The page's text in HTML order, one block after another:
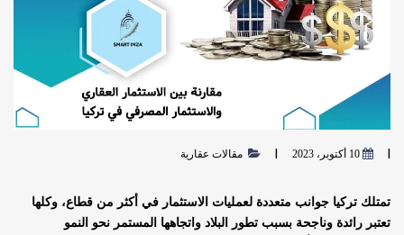
10 أكتوبر، 2023 مقالات عقارية
تمتلك تركيا جوانب متعددة لعمليات الاستثمار في أكثر من قطاع، وكلها
تعتبر رائدة وناجحة بسبب تطور البلاد واتجاهها المستمر نحو النمو